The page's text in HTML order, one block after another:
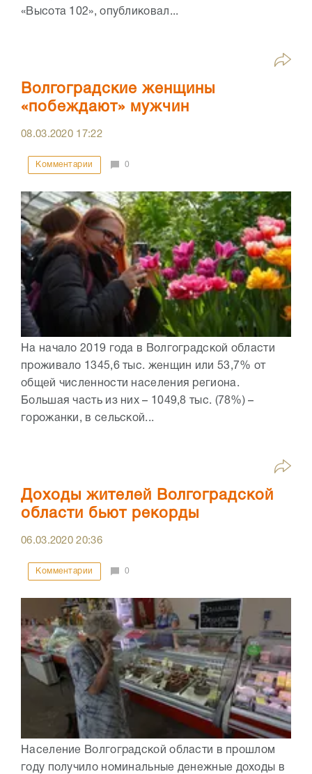
«Высота 102», опубликовал...
Волгоградские женщины
«побеждают» мужчин
08.03.2020 17:22
Комментарии 0
На начало 2019 года в Волгоградской области
проживало 1345,6 тыс. женщин или 53,7% от
общей численности населения региона.
Большая часть из них – 1049,8 тыс. (78%) –
горожанки, в сельской...
Доходы жителей Волгоградской
области бьют рекорды
06.03.202020:36
Комментарии 0
Население Волгоградской области в прошлом
году получило номинальные денежные доходы в